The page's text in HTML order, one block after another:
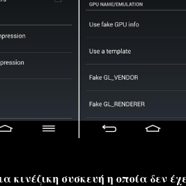
κινέζικη συσκευή η οποία δεν